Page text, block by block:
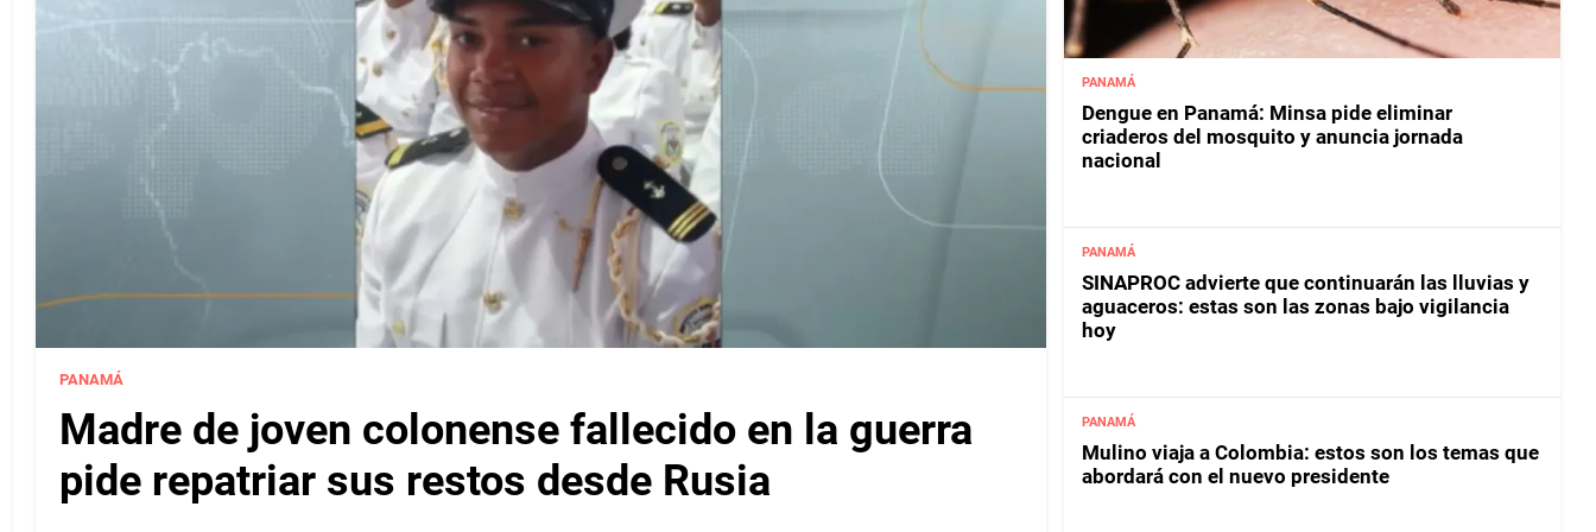
PANAMÁ
Madre de joven colonense fallecido en la guerra
pide repatriar sus restos desde Rusia
PANAMÁ
Dengue en Panamá: Minsa pide eliminar
criaderos del mosquito y anuncia jornada
nacional
PANAMÁ
SINAPROC advierte que continuarán las lluvias y
aguaceros: estas son las zonas bajo vigilancia
hoy
PANAMÁ
Mulino viaja a Colombia: estos son los temas que
abordará con el nuevo presidente